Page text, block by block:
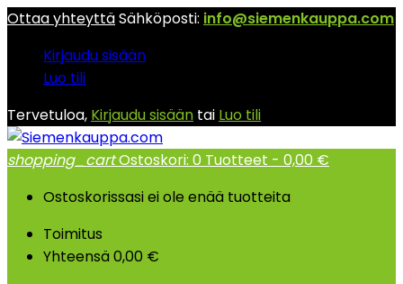
Ottaa yhteyttäSähköposti: info@siemenkauppa.com
Kirjaudu sisään
Luo tili
Tervetuloa, Kirjaudu sisään tai Luo tili
shopping_cartOstoskori: 0 Tuotteet - 0,00 €
Ostoskorissasi ei ole enää tuotteita
Toimitus
Yhteensä0,00 €